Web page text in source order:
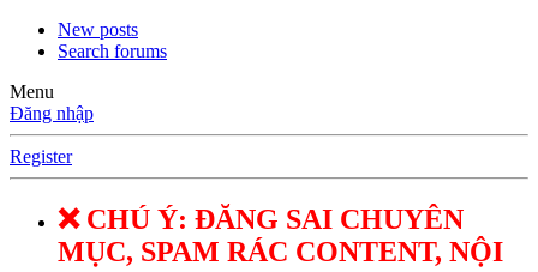
New posts
Search forums
Menu
Đăng nhập
Register
❌ CHÚ Ý: ĐĂNG SAI CHUYÊN
MỤC, SPAM RÁC CONTENT, NỘI